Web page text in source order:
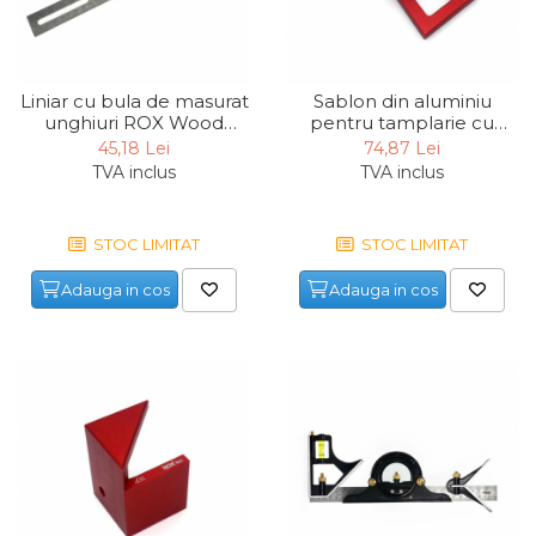
verticala / profesionala
Suport Bormasina
accesorii
Compresoare de Aer
Profesionale
Rindele Electrice
Generator Curent Electric
Liniar cu bula de masurat
unghiuri ROX Wood
153ROX0122, 350 mm
45,18 Lei
TVA inclus
STOC LIMITAT
Adauga in cos
Sablon din aluminiu
pentru tamplarie cu
coada de randunica ROX
Wood 153ROX0014
74,87 Lei
TVA inclus
STOC LIMITAT
Adauga in cos